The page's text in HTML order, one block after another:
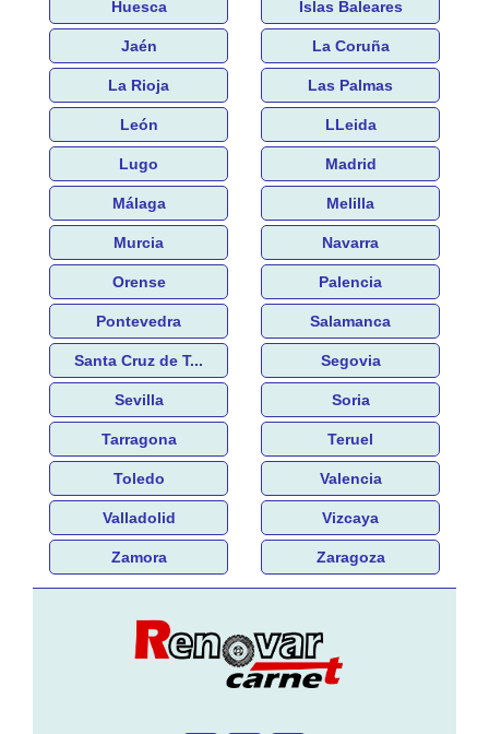
Huesca Islas Baleares
Jaén La Coruña
La Rioja Las Palmas
León LLeida
Lugo Madrid
Málaga Melilla
Murcia Navarra
Orense Palencia
Pontevedra Salamanca
Santa Cruz de T... Segovia
Sevilla Soria
Tarragona Teruel
Toledo Valencia
Valladolid Vizcaya
Zamora Zaragoza